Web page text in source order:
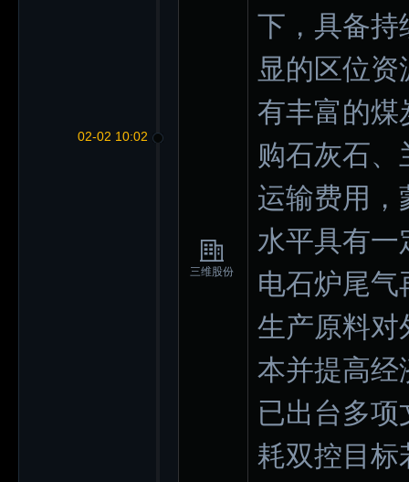
02-02 10:02
三维股份
下，具备持
显的区位
有丰富的煤
购石灰石
运输费用，
水平具有一
电石炉尾
生产原料对
本并提高经
已出台多项
耗双控目标